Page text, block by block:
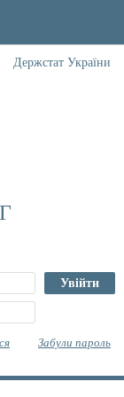
Держстат України
Увійти
Забули пароль